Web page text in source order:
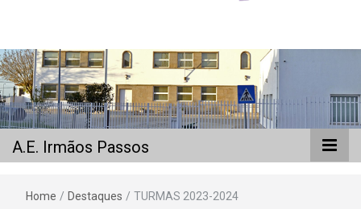
A.E. Irmãos
Passos
A.E. Irmãos Passos
Home / Destaques / TURMAS 2023-2024